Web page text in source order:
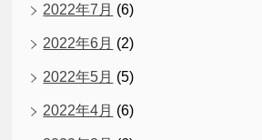
2022年7月 (6)
2022年6月 (2)
2022年5月 (5)
2022年4月 (6)